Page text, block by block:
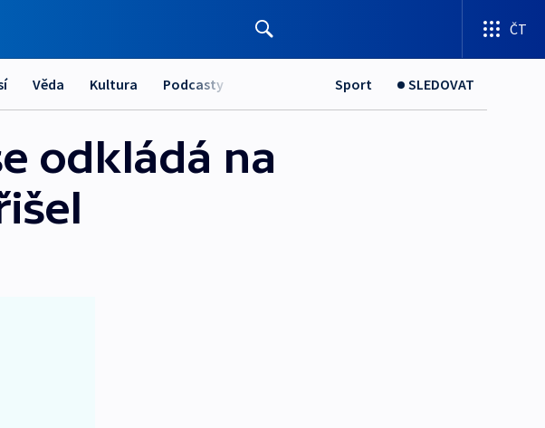
ČT
Věda Kultura Podcasty Sport SLEDOVAT
odkládá na